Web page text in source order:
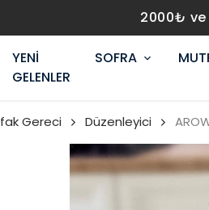
2000₺ ve
YENİ
GELENLER
SOFRA
Gereci Düzenleyici